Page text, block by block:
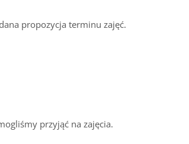
propozycja terminu zajęć.
przyjąć na zajęcia.